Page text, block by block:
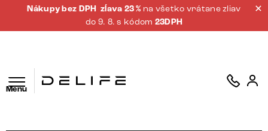
Nákupy bez DPH zĺava 23 % na všetko vrátane zliav
do 9. 8. s kódom 23DPH
Menu